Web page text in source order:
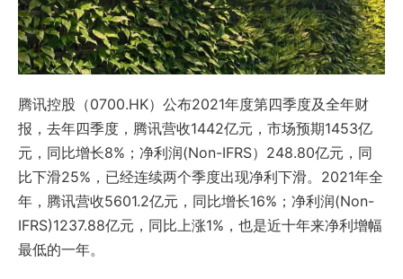
腾讯控股（0700.HK）公布2021年度第四季度及全年财
报，去年四季度，腾讯营收1442亿元，市场预期1453亿
元，同比增长8%；净利润(Non-IFRS）248.80亿元，同
比下滑25%，已经连续两个季度出现净利下滑。2021年全
年，腾讯营收5601.2亿元，同比增长16%；净利润(Non-
IFRS)1237.88亿元，同比上涨1%，也是近十年来净利增幅
最低的一年。